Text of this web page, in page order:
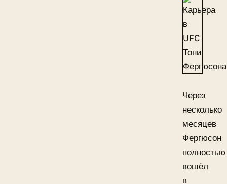
Через
несколько
месяцев
Фергюсон
полностью
вошёл
в